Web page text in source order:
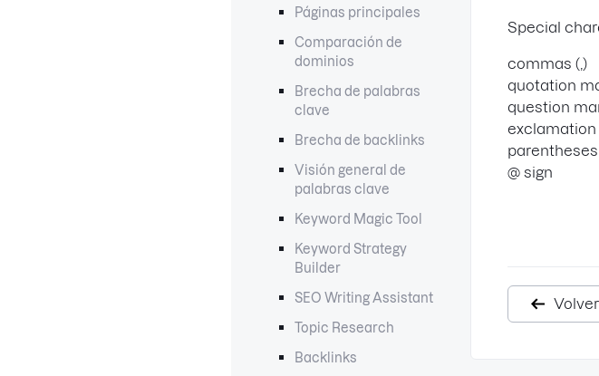
Páginas principales
Comparación de
dominios
Brecha de palabras
clave
Brecha de backlinks
Visión general de
palabras clave
Keyword Magic Tool
Keyword Strategy
Builder
SEO Writing Assistant
Topic Research
Backlinks
Special
commas (,)
quotation
question
exclamation
parentheses
@ sign